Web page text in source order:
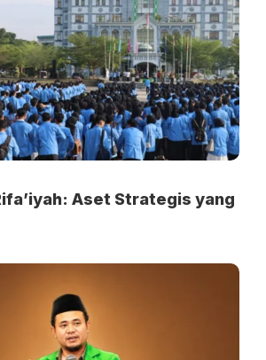
Aset Strategis yang